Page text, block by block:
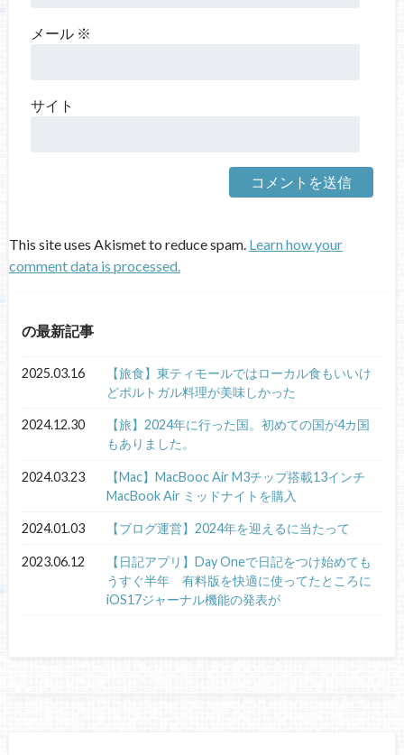
メール ※
サイト
This site uses Akismet to reduce spam. Learn how your
comment data is processed.
の最新記事
2025.03.16
【旅食】東ティモールではローカル食もいいけ
どポルトガル料理が美味しかった
2024.12.30
【旅】2024年に行った国。初めての国が4カ国
もありました。
2024.03.23
【Mac】MacBooc Air M3チップ搭載13インチ
MacBook Air ミッドナイトを購入
2024.01.03 【ブログ運営】2024年を迎えるに当たって
2023.06.12
【日記アプリ】Day Oneで日記をつけ始めても
うすぐ半年 有料版を快適に使ってたところに
iOS17ジャーナル機能の発表が